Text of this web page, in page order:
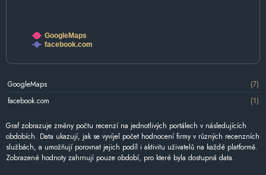
GoogleMaps
facebook.com
GoogleMaps
(7)
facebook.com
(1)
Graf zobrazuje změny počtu recenzí na jednotlivých portálech v následujících
obdobích. Data ukazují, jak se vyvíjel počet hodnocení firmy v různých recenzních
službách, a umožňují porovnat jejich podíl i aktivitu uživatelů na každé platformě.
Zobrazené hodnoty zahrnují pouze období, pro které byla dostupná data.